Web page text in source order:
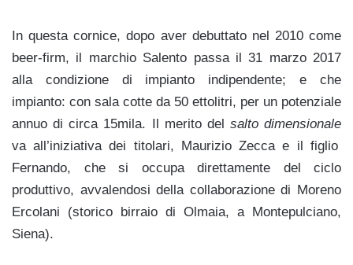
In questa cornice, dopo aver debuttato nel 2010 come
beer-firm, il marchio Salento passa il 31 marzo 2017
alla condizione di impianto indipendente; e che
impianto: con sala cotte da 50 ettolitri, per un potenziale
annuo di circa 15mila. Il merito del salto dimensionale
va all’iniziativa dei titolari, Maurizio Zecca e il figlio
Fernando, che si occupa direttamente del ciclo
produttivo, avvalendosi della collaborazione di Moreno
Ercolani (storico birraio di Olmaia, a Montepulciano,
Siena).